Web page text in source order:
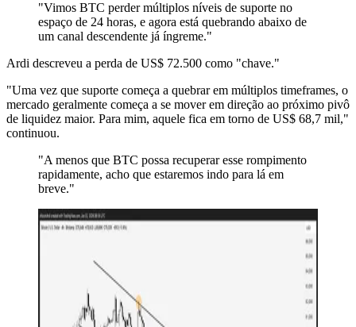
"Vimos BTC perder múltiplos níveis de suporte no
espaço de 24 horas, e agora está quebrando abaixo de
um canal descendente já íngreme."
Ardi descreveu a perda de US$ 72.500 como "chave."
"Uma vez que suporte começa a quebrar em múltiplos timeframes, o
mercado geralmente começa a se mover em direção ao próximo pivô
de liquidez maior. Para mim, aquele fica em torno de US$ 68,7 mil,"
continuou.
"A menos que BTC possa recuperar esse rompimento
rapidamente, acho que estaremos indo para lá em
breve."